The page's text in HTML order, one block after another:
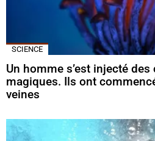
SCIENCE
Un homme s’est injecté
magiques. Ils ont
veines